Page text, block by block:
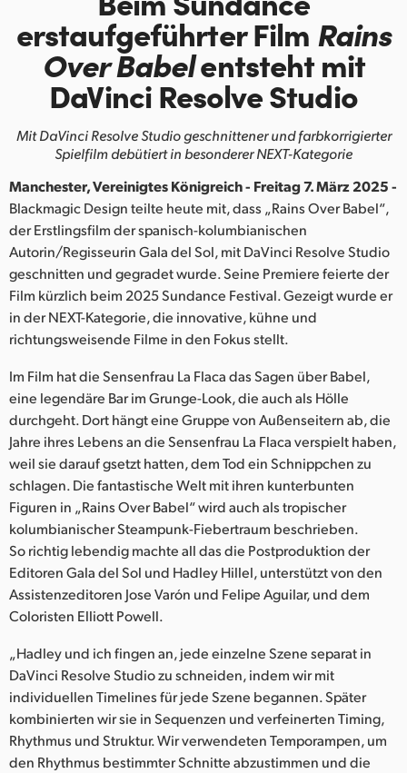
Finland
Germany
Hong Kong SAR, China
Italy
Japan
Korea
Malaysia
Netherlands
New Zealand
Norway
Poland
Portugal
Singapore
Spain
Sweden
Chinese Taipei
erstaufgeführter Film Rains
Over Babelentstehtmit
DaVinci Resolve Studio
Mit DaVinci Resolve Studio geschnittener undfarbkorrigierter
Spielfilm debütiert in besonderer NEXT-Kategorie
Manchester, Vereinigtes Königreich - Freitag 7. März 2025 -
Blackmagic Design teilte heute mit, dass „Rains Over Babel“,
der Erstlingsfilm der spanisch-kolumbianischen
Autorin/Regisseurin Gala del Sol, mit DaVinci Resolve Studio
geschnitten und gegradet wurde. Seine Premiere feierte der
Film kürzlich beim 2025 Sundance Festival. Gezeigt wurde er
in der NEXT-Kategorie, die innovative, kühne und
richtungsweisende Filme in den Fokus stellt.
Im Film hat die Sensenfrau La Flaca das Sagen über Babel,
eine legendäre Bar im Grunge-Look, die auch als Hölle
durchgeht. Dort hängt eine Gruppe von Außenseitern ab, die
Jahre ihres Lebens an die Sensenfrau La Flaca verspielt haben,
weil sie darauf gsetzt hatten, dem Tod ein Schnippchen zu
schlagen. Die fantastische Welt mit ihren kunterbunten
Figuren in „Rains Over Babel“ wird auch als tropischer
kolumbianischer Steampunk-Fiebertraum beschrieben.
So richtig lebendig machte all das die Postproduktion der
Editoren Gala del Sol und Hadley Hillel, unterstützt von den
Assistenzeditoren Jose Varón und Felipe Aguilar, und dem
Coloristen Elliott Powell.
„Hadley und ich fingen an, jede einzelne Szene separat in
DaVinci Resolve Studio zu schneiden, indem wir mit
individuellen Timelines für jede Szene begannen. Später
kombinierten wir sie in Sequenzen und verfeinerten Timing,
Rhythmus und Struktur. Wir verwendeten Temporampen, um
den Rhythmus bestimmter Schnitte abzustimmen und die